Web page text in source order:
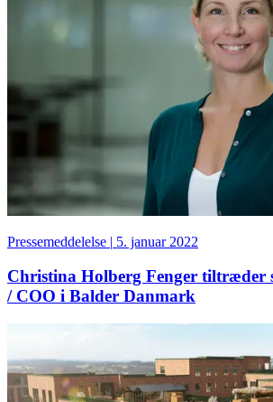
Pressemeddelelse | 5. januar 2022
Christina Holberg Fenger tiltræder
/ COO i Balder Danmark